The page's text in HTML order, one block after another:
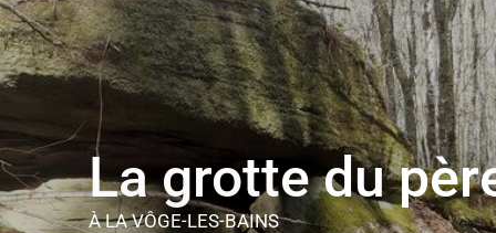
La grotte du
À LA VÔGE-LES-BAINS